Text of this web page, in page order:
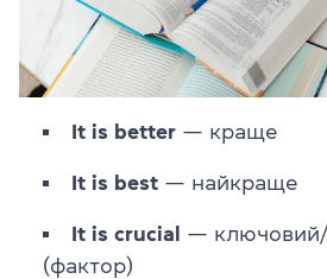
It is better — краще
It is best — найкраще
It is crucial
— ключовий/
(фактор)